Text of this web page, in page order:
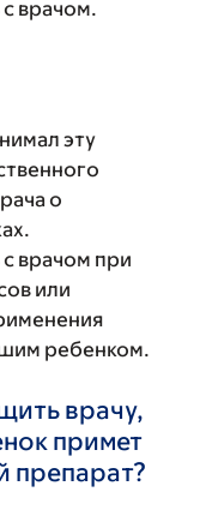
врачом.
эту
о
врачом при
или
ребенком.
врачу,
примет
препарат?